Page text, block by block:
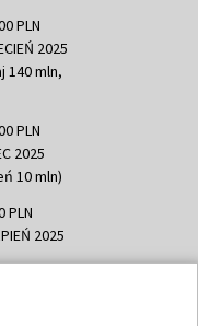
PLN
2025
140 mln,
PLN
2025
10 mln)
PLN
2025
PLN